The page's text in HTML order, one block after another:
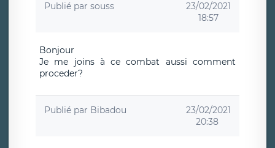
Publié par souss
23/02/2021
18:57
Bonjour
Je me joins à ce combat aussi comment
proceder?
Publié par Bibadou
23/02/2021
20:38